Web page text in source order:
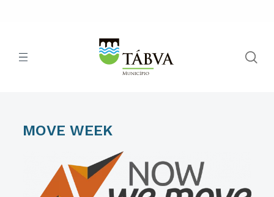
MOVE WEEK